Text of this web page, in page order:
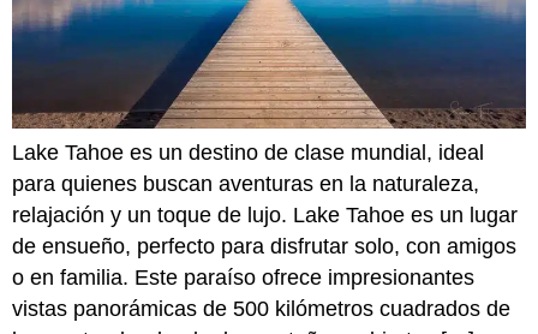
Lake Tahoe es un destino de clase mundial, ideal
para quienes buscan aventuras en la naturaleza,
relajación y un toque de lujo. Lake Tahoe es un lugar
de ensueño, perfecto para disfrutar solo, con amigos
o en familia. Este paraíso ofrece impresionantes
vistas panorámicas de 500 kilómetros cuadrados de